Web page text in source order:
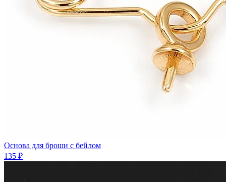
Основа для броши с бейлом
135 ₽